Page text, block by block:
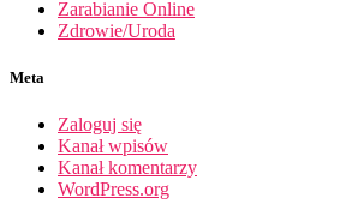
Zarabianie Online
Zdrowie/Uroda
Meta
Zaloguj się
Kanał wpisów
Kanał komentarzy
WordPress.org